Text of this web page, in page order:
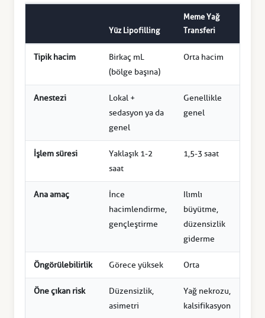
Yüz Lipofilling
Meme Yağ
Transferi
Tipik hacim
Birkaç mL
(bölge başına)
Orta hacim
Anestezi
Lokal +
sedasyon ya da
genel
Genellikle
genel
İşlem süresi
Yaklaşık 1-2
saat
1,5-3 saat
Ana amaç
İnce
hacimlendirme,
gençleştirme
Ilımlı
büyütme,
düzensizlik
giderme
Öngörülebilirlik Görece yüksek Orta
Öne çıkan risk
Düzensizlik,
asimetri
Yağ nekrozu,
kalsifikasyon